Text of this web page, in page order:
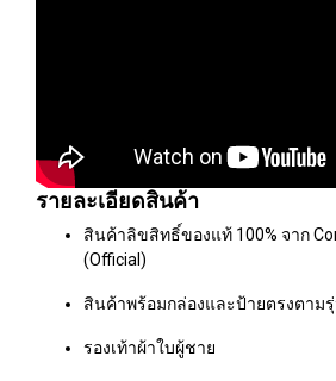
รายละเอียดสินค้า
สินค้าลิขสิทธิ์ของแท้ 100% จาก
(Official)
สินค้าพร้อมกล่องและป้ายตรงตาม
รองเท้าผ้าใบผู้ชาย